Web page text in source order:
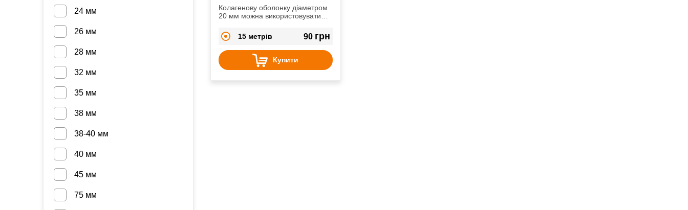
24 мм
26 мм
28 мм
32 мм
35 мм
38 мм
38-40 мм
40 мм
45 мм
75 мм
Колагенову оболонку діаметром
20 мм можна використовувати
ковбас.15 метрів 90 грн
Купити